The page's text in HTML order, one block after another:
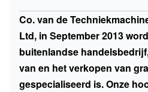
Co. van de
Ltd, in September 2013
buitenlandse
van en het verkopen van
gespecialiseerd is. Onze